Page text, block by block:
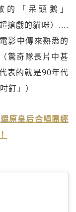
的「呆頭鵝」
搶戲的貓咪）....
影中傳來熟悉的
驚奇隊長片中甚
表的就是90年代
釘」）
原皇后合唱團經